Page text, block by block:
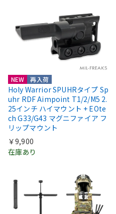
NEW 再入荷
Holy Warrior SPUHRタイプ Sp
uhr RDF Aimpoint T1/2/M5 2.
25インチ ハイマウント + EOte
ch G33/G43 マグニファイア フ
リップマウント
￥9,900
在庫あり